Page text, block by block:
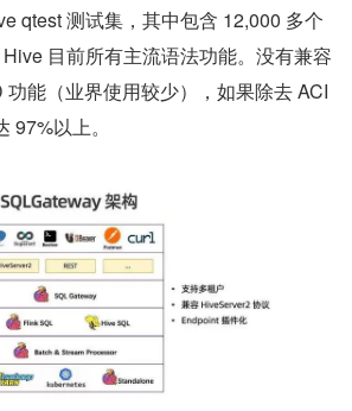
qtest 测试集，其中包含 12,000 多个
目前所有主流语法功能。没有兼容
功能（业界使用较少），如果除去 ACI
97%以上。